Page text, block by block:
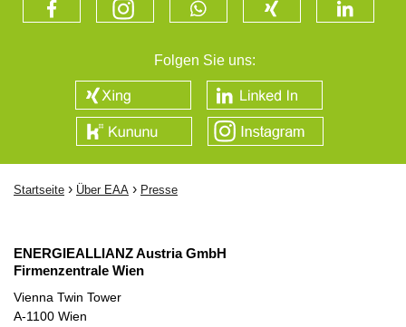
Folgen Sie uns:
Startseite › Über EAA › Presse
ENERGIEALLIANZ Austria GmbH
Firmenzentrale Wien
Vienna Twin Tower
A-1100 Wien